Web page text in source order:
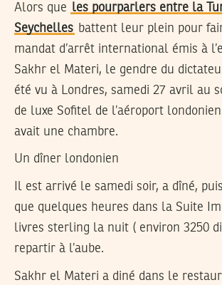
Alors que les pourparlers entre la
Seychelles battent leur plein pour
mandat d’arrêt international émis à
Sakhr el Materi, le gendre du
été vu à Londres, samedi 27 avril au
de luxe Sofitel de l’aéroport
avait une chambre.
Un dîner londonien
Il est arrivé le samedi soir, a dîné,
que quelques heures dans la Suite
livres sterling la nuit ( environ 3250
repartir à l’aube.
Sakhr el Materi a diné dans le